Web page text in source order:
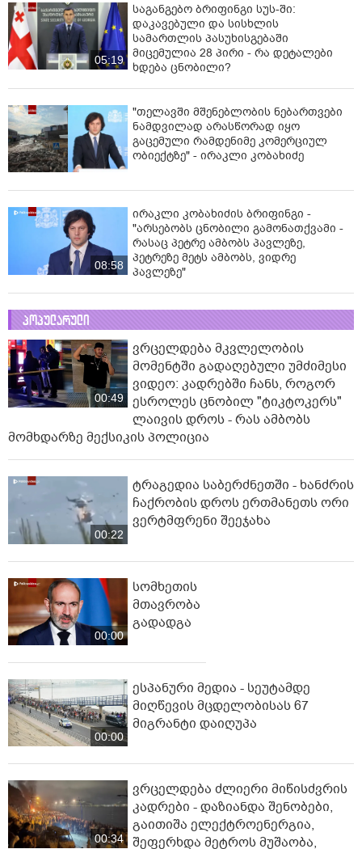
05:19
საგანგებო ბრიფინგი სუს-ში:
დაკავებული და სისხლის
სამართლის პასუხისგებაში
მიცემულია 28 პირი - რა დეტალები
ხდება ცნობილი?
"თელავში მშენებლობის ნებართვები
ნამდვილად არასწორად იყო
გაცემული რამდენიმე კომერციულ
ობიექტზე" - ირაკლი კობახიძე
08:58
ირაკლი კობახიძის ბრიფინგი -
"არსებობს ცნობილი გამონათქვამი -
რასაც პეტრე ამბობს პავლეზე,
პეტრეზე მეტს ამბობს, ვიდრე
პავლეზე"
პოპულარული
00:49
ვრცელდება მკვლელობის
მომენტში გადაღებული უმძიმესი
ვიდეო: კადრებში ჩანს, როგორ
ესროლეს ცნობილ "ტიკტოკერს"
ლაივის დროს - რას ამბობს
მომხდარზე მექსიკის პოლიცია
00:22
ტრაგედია საბერძნეთში - ხანძრის
ჩაქრობის დროს ერთმანეთს ორი
ვერტმფრენი შეეჯახა
00:00
სომხეთის
მთავრობა
გადადგა
00:00
ესპანური მედია - სეუტამდე
მიღწევის მცდელობისას 67
მიგრანტი დაიღუპა
00:34
ვრცელდება ძლიერი მიწისძვრის
კადრები - დაზიანდა შენობები,
გაითიშა ელექტროენერგია,
შეფერხდა მეტროს მუშაობა,